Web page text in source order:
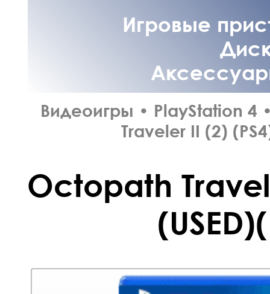
Игровые
Видеоигры • PlayStation 4
Traveler II (2)
Octopath